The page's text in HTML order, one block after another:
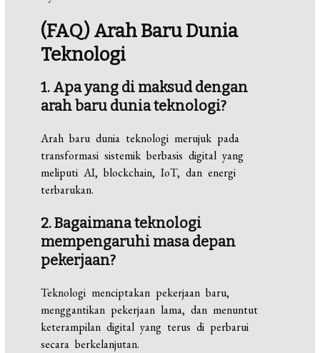
(FAQ)ArahBaruDunia
Teknologi
1. Apa yang di maksud dengan
arah baru dunia teknologi?
Arah baru dunia teknologi merujuk pada
transformasi sistemik berbasis digital yang
meliputi AI, blockchain, IoT, dan energi
terbarukan.
2. Bagaimana teknologi
mempengaruhi masa depan
pekerjaan?
Teknologi menciptakan pekerjaan baru,
menggantikan pekerjaan lama, dan menuntut
keterampilan digital yang terus di perbarui
secara berkelanjutan.